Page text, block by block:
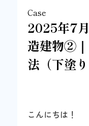
Case
2025年7
造建物②
法（下塗
こんにちは！